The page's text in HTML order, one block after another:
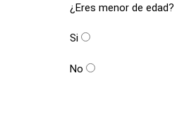
¿Eres menor de edad?
Si
No